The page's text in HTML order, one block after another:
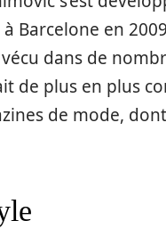
Barcelone en
dans de
de plus en plus
de mode,